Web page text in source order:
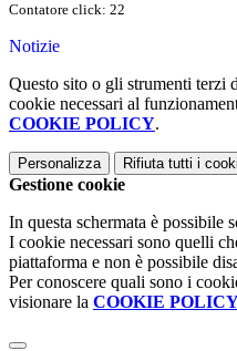
Contatore click: 22
Notizie
Questo sito o gli strumenti terzi
cookie necessari al
COOKIE POLICY.
Personalizza Rifiuta tutti i
Gestione cookie
In questa schermata è possibile
I cookie necessari sono quelli
piattaforma e non è possibile
Per conoscere quali sono i
visionare la COOKIE